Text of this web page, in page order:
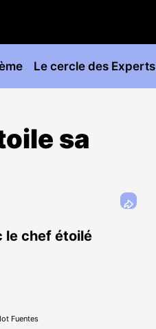
Le cercle des Experts
sa
le chef étoilé
Fuentes